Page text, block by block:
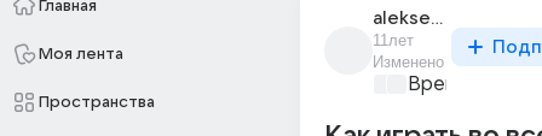
Главная
Моя лента
Пространства
alekseevich_373
11лет
Изменено
Время игр